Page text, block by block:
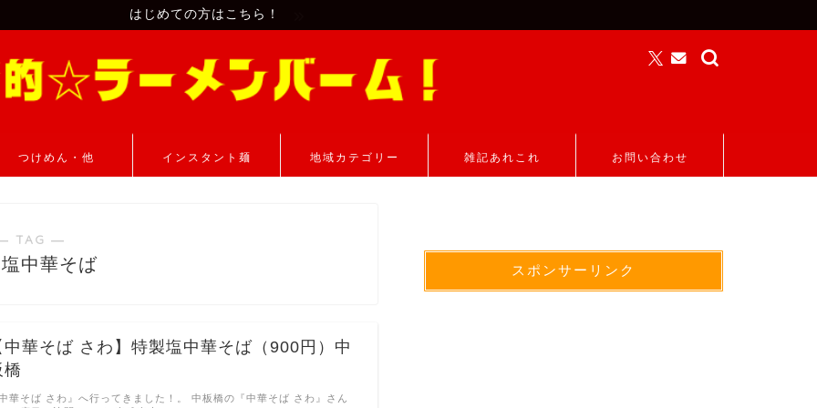
はじめての方はこちら！
つけめん・他 インスタント麺 地域カテゴリー 雑記あれこれ お問い合わせ
TAG ―
中華そば
中華そば さわ】特製塩中華そば（900円）中
橋
華そば さわ』へ行ってきました！。 中板橋の『中華そば さわ』さん
スポンサーリンク